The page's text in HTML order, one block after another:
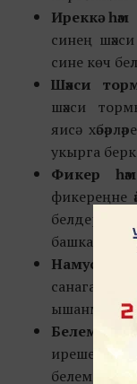
Иреккә
синең
сине көч
Шәхси
шәхси
яисә
укырга
Фикер
фикереңне
белдерергә
башкаларны
Намус
санаган
ышанмаска
Белем
ирешергә
белем алу